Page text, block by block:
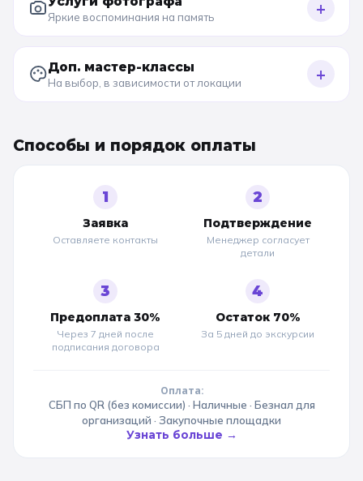
Яркие воспоминания на память +
Доп. мастер-классы
На выбор, в зависимости от локации +
Способы и порядок оплаты
1
Заявка
Оставляете контакты
2
Подтверждение
Менеджер согласует
детали
3
Предоплата 30%
Через 7 дней после
подписания договора
4
Остаток 70%
За 5 дней до экскурсии
Оплата:
СБП по QR (без комиссии) · Наличные · Безнал для
организаций · Закупочные площадки
Узнать больше →